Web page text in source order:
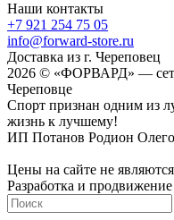
Наши контакты
+7 921 254 75 05
info@forward-store.ru
Доставка из г. Череповец
2026 © «ФОРВАРД» —
Череповце
Спорт признан одним из
жизнь к лучшему!
ИП Потанов Родион
Цены на сайте не
Разработка и продвижение